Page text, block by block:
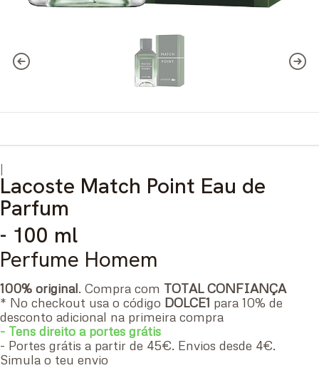
|
Lacoste Match Point Eau de
Parfum
- 100 ml
Perfume Homem
100% original. Compra com TOTAL CONFIANÇA
* No checkout usa o código DOLCE1 para 10% de
desconto adicional na primeira compra
- Tens direito a portes grátis
- Portes grátis a partir de 45€. Envios desde 4€.
Simula o teu envio